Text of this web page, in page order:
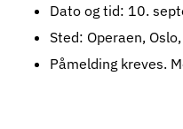
Dato og tid: 10.
Sted: Operaen,
Påmelding kreves.